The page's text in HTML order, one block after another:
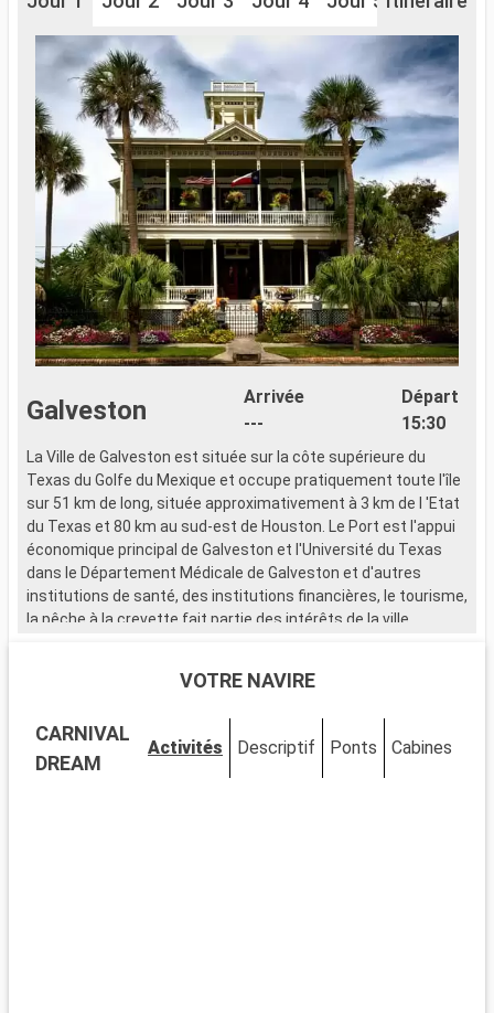
Galveston
Arrivée
---
Départ
15:30
La Ville de Galveston est située sur la côte supérieure du
Texas du Golfe du Mexique et occupe pratiquement toute l'île
sur 51 km de long, située approximativement à 3 km de l 'Etat
du Texas et 80 km au sud-est de Houston. Le Port est l'appui
économique principal de Galveston et l'Université du Texas
dans le Département Médicale de Galveston et d'autres
institutions de santé, des institutions financières, le tourisme,
la pêche à la crevette fait partie des intérêts de la ville.
VOTRE NAVIRE
CARNIVAL
DREAM
Activités Descriptif Ponts Cabines